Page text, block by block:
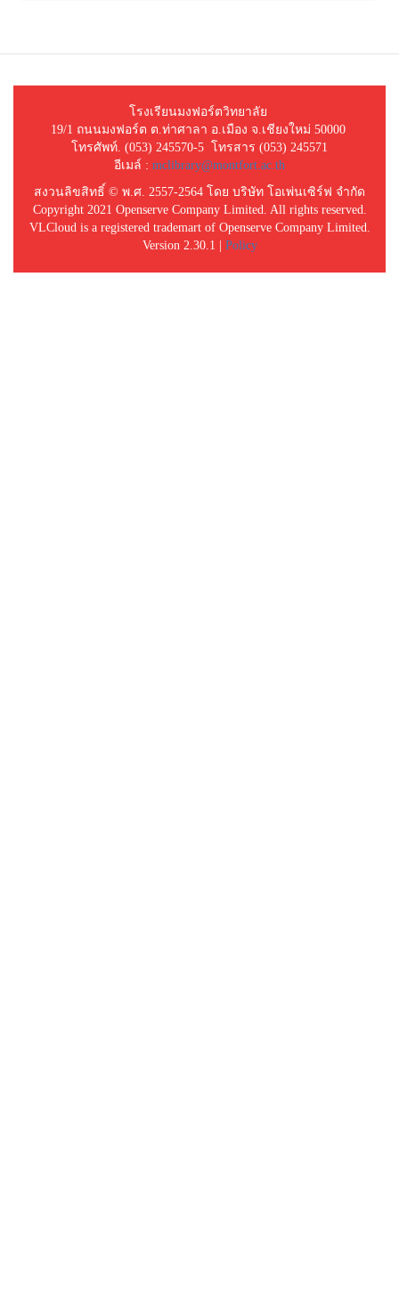
โรงเรียนมงฟอร์ตวิทยาลัย
19/1 ถนนมงฟอร์ต ต.ท่าศาลา อ.เมือง จ.เชียงใหม่ 50000
โทรศัพท์. (053) 245570-5 โทรสาร (053) 245571
อีเมล์ : mclibrary@montfort.ac.th
สงวนลิขสิทธิ์ © พ.ศ. 2557-2564 โดย บริษัท โอเพ่นเซิร์ฟ จำกัด
Copyright 2021 Openserve Company Limited. All rights reserved.
VLCloud is a registered trademart of Openserve Company Limited.
Version 2.30.1 | Policy